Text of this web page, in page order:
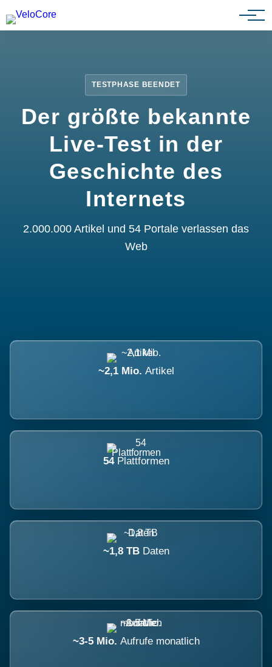
Partnerprogramm
TESTPHASE BEENDET
Der größte bekannte
Live-Test in der
Geschichte des
Internets
2.000.000 Artikel und 54 Portale verlassen das
Web
~2,1 Mio. Artikel
54 Plattformen
~1,8 TB Daten
~3-5 Mio. Aufrufe monatlich